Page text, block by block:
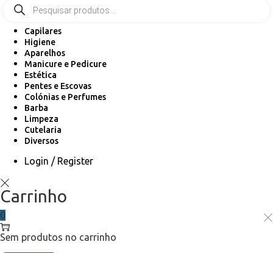
Capilares
Higiene
Aparelhos
Manicure e Pedicure
Estética
Pentes e Escovas
Colónias e Perfumes
Barba
Limpeza
Cutelaria
Diversos
Login / Register
Carrinho
0
Sem produtos no carrinho